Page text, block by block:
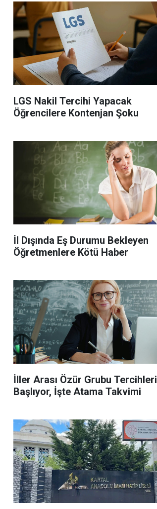
LGS Nakil Tercihi Yapacak
Öğrencilere Kontenjan Şoku
İl Dışında Eş Durumu Bekleyen
Öğretmenlere Kötü Haber
İller Arası Özür Grubu Tercihleri
Başlıyor, İşte Atama Takvimi